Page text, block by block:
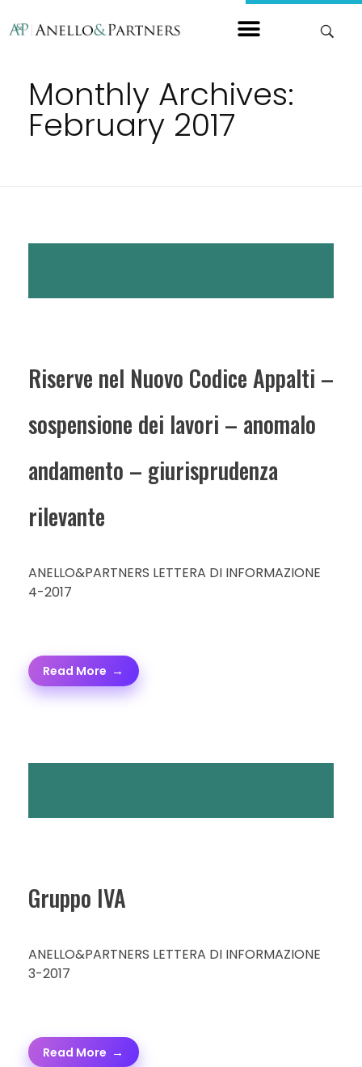
Monthly Archives:
February 2017
Riserve nel Nuovo Codice Appalti –
sospensione dei lavori – anomalo
andamento – giurisprudenza
rilevante
ANELLO&PARTNERS LETTERA DI INFORMAZIONE
4-2017
Read More
Gruppo IVA
ANELLO&PARTNERS LETTERA DI INFORMAZIONE
3-2017
Read More